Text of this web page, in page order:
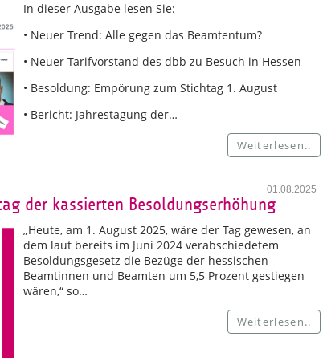
In dieser Ausgabe lesen Sie:
• Neuer Trend: Alle gegen das Beamtentum?
• Neuer Tarifvorstand des dbb zu Besuch in Hessen
• Besoldung: Empörung zum Stichtag 1. August
• Bericht: Jahrestagung der…
Weiterlesen..
01.08.2025
der kassierten Besoldungserhöhung
„Heute, am 1. August 2025, wäre der Tag gewesen, an
dem laut bereits im Juni 2024 verabschiedetem
Besoldungsgesetz die Bezüge der hessischen
Beamtinnen und Beamten um 5,5 Prozent gestiegen
wären,“ so…
Weiterlesen..